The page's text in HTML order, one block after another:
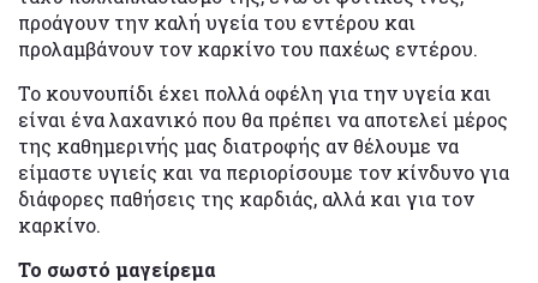
προάγουν την καλή υγεία του εντέρου και
προλαμβάνουν τον καρκίνο του παχέως εντέρου.
Το κουνουπίδι έχει πολλά οφέλη για την υγεία και
είναι ένα λαχανικό που θα πρέπει να αποτελεί μέρος
της καθημερινής μας διατροφής αν θέλουμε να
είμαστε υγιείς και να περιορίσουμε τον κίνδυνο για
διάφορες παθήσεις της καρδιάς, αλλά και για τον
καρκίνο.
Το σωστό μαγείρεμα